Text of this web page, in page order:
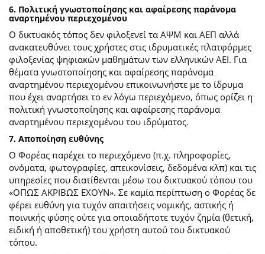
6. Πολιτική γνωστοποίησης και αφαίρεσης παράνομα
αναρτημένου περιεχομένου
Ο δικτυακός τόπος δεν φιλοξενεί τα ΑΨΜ και ΑΕΠ αλλά
ανακατευθύνει τους χρήστες στις ιδρυματικές πλατφόρμες
φιλοξενίας ψηφιακών μαθημάτων των ελληνικών ΑΕΙ. Για
θέματα γνωστοποίησης και αφαίρεσης παράνομα
αναρτημένου περιεχομένου επικοινωνήστε με το ίδρυμα
που έχει αναρτήσει το εν λόγω περιεχόμενο, όπως ορίζει η
πολιτική γνωστοποίησης και αφαίρεσης παράνομα
αναρτημένου περιεχομένου του ιδρύματος.
7. Αποποίηση ευθύνης
Ο Φορέας παρέχει το περιεχόμενο (π.χ. πληροφορίες,
ονόματα, φωτογραφίες, απεικονίσεις, δεδομένα κλπ) και τις
υπηρεσίες που διατίθενται μέσω του δικτυακού τόπου του
«ΟΠΩΣ ΑΚΡΙΒΩΣ ΕΧΟΥΝ». Σε καμία περίπτωση ο Φορέας δε
φέρει ευθύνη για τυχόν απαιτήσεις νομικής, αστικής ή
ποινικής φύσης ούτε για οποιαδήποτε τυχόν ζημία (θετική,
ειδική ή αποθετική) του χρήστη αυτού του δικτυακού
τόπου.